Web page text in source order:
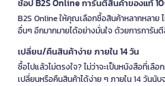
ช้อป B2S Online การันตีสินค้าของแท้
B2S Online ให้คุณเลือกซื้อสินค้าหลากหลาย
อื่นๆ อีกมากมายได้อย่างมั่นใจ ด้วยการการัน
เปลี่ยน/คืนสินค้าง่าย ภายใน 14 วัน
ซื้อไปแล้วไม่ตรงใจ? ไม่ว่าจะเป็นหนังสือที่เ
เปลี่ยนหรือคืนสินค้าได้ง่าย ๆ ภายใน 14 วันนั